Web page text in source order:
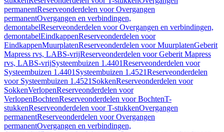
permanentReserveonderdelen voor Overgangen
permanentOvergangen en verbindingen,
demontabelReserveonderdelen voor Overgangen en verbindingen,
demontabelEindkappenReserveonderdelen voor
EindkappenMuurplatenReserveonderdelen voor MuurplatenGeberit
Mapress rvs, LABS-vrijReserveonderdelen voor Geberit Mapress
rvs, LABS-vrijSysteembuizen 1.4401Reserveonderdelen voor
Systeembuizen 1.4401 Systeembuizen 1.4521Reserveonderdelen
voor Systeembuizen 1.4521 SokkenReserveonderdelen voor
SokkenVerlopenReserveonderdelen voor
VerlopenBochtenReserveonderdelen voor BochtenT-
stukkenReserveonderdelen voor T-stukkenOvergangen
permanentReserveonderdelen voor Overgangen
permanentOvergangen en verbindingen,